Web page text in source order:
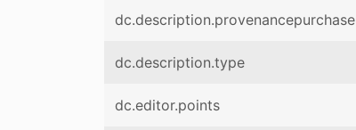
dc.description.provenancepurchase
dc.description.type
dc.editor.points